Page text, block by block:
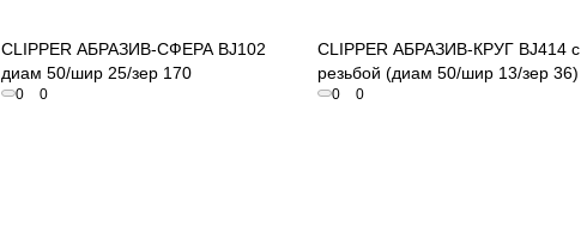
CLIPPER АБРАЗИВ-СФЕРА BJ102
диам 50/шир 25/зер 170
0 0
CLIPPER АБРАЗИВ-КРУГ BJ414 с
резьбой (диам 50/шир 13/зер 36)
0 0